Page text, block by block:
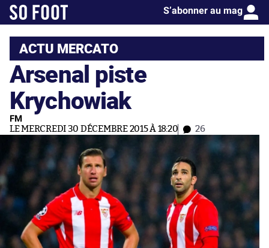
S’abonner au mag
ACTU MERCATO
Arsenal piste
Krychowiak
FM
LE MERCREDI 30 DÉCEMBRE 2015 À 18:20 26